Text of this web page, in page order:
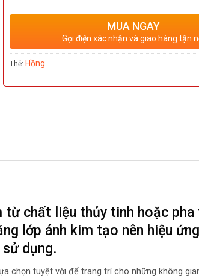
MUA NGAY
Gọi điện xác nhận và giao hàng tận
Thẻ: Hồng
từ chất liệu thủy tinh hoặc
lớp ánh kim tạo nên hiệu
dụng.
chọn tuyệt vời để trang trí cho những không